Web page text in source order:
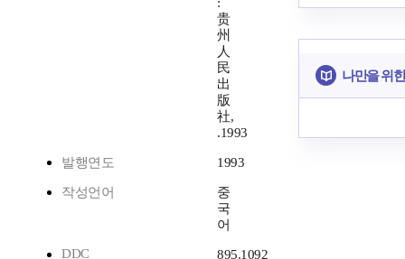
:
贵
州
人
民
出
版
社,
.1993
발행연도 1993
작성언어
중
국
어
DDC
895.1092
나만을 위